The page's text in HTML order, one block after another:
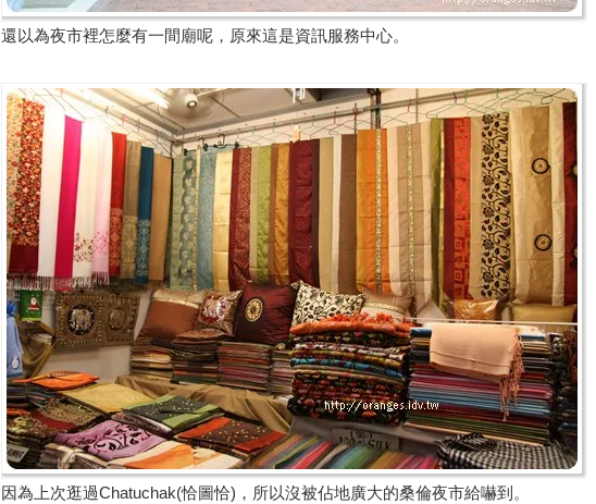
還以為夜市裡怎麼有一間廟呢，原來這是資訊服務中心。
因為上次逛過Chatuchak(恰圖恰)，所以沒被佔地廣大的桑倫夜市給嚇到。